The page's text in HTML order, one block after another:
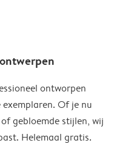
ontworpen
Of je nu
gebloemde stijlen, wij
Helemaal gratis.